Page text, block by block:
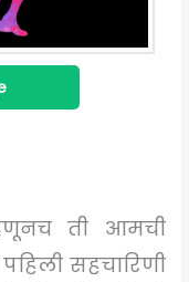
ती आमची
सहचारिणी